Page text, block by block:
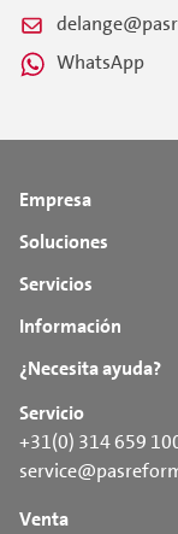
WhatsApp
Empresa
Soluciones
Servicios
Información
¿Necesita ayuda?
Servicio
+31(0) 314 659
Venta